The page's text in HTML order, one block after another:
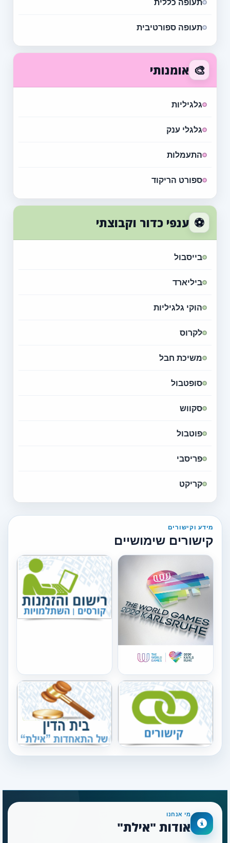
תעופה כללית
תעופה ספורטיבית
🎨 אומנותי
גלגיליות
גלגלי ענק
התעמלות
ספורט הריקוד
⚽ ענפי כדור וקבוצתי
בייסבול
ביליארד
הוקי גלגיליות
לקרוס
משיכת חבל
סופטבול
סקווש
פוטבול
פריסבי
קריקט
מידע וקישורים
קישורים שימושיים
מי אנחנו
אודות "אילת"